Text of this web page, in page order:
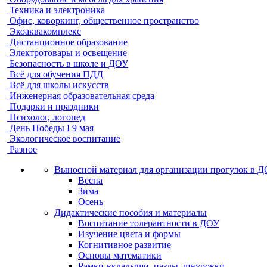
Техника и электроника
Офис, коворкинг, общественное пространство
Экоаквакомплекс
Дистанционное образование
Электротовары и освещение
Безопасность в школе и ДОУ
Всё для обучения ПДД
Всё для школы искусств
Инженерная образовательная среда
Подарки и праздники
Психолог, логопед
День Победы I 9 мая
Экологическое воспитание
Разное
Выносной материал для организации прогулок в
Весна
Зима
Осень
Дидактические пособия и материалы
Воспитание толерантности в ДОУ
Изучение цвета и формы
Когнитивное развитие
Основы математики